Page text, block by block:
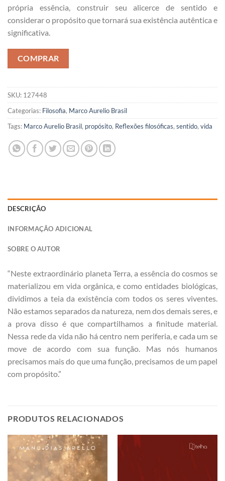
própria essência, construir seu alicerce de sentido e
considerar o propósito que tornará sua existência autêntica e
significativa.
COMPRAR
SKU: 127448
Categorias: Filosofia, Marco Aurelio Brasil
Tags: Marco Aurelio Brasil, propósito, Reflexões filosóficas, sentido, vida
DESCRIÇÃO
INFORMAÇÃO ADICIONAL
SOBRE O AUTOR
“Neste extraordinário planeta Terra, a essência do cosmos se
materializou em vida orgânica, e como entidades biológicas,
dividimos a teia da existência com todos os seres viventes.
Não estamos separados da natureza, nem dos demais seres, e
a prova disso é que compartilhamos a finitude material.
Nessa rede da vida não há centro nem periferia, e cada um se
move de acordo com sua função. Mas nós humanos
precisamos mais do que uma função, precisamos de um papel
com propósito.”
PRODUTOS RELACIONADOS